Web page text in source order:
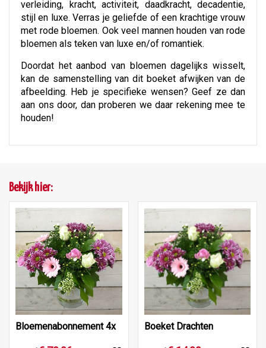
verleiding, kracht, activiteit, daadkracht, decadentie,
stijl en luxe. Verras je geliefde of een krachtige vrouw
met rode bloemen. Ook veel mannen houden van rode
bloemen als teken van luxe en/of romantiek.
Doordat het aanbod van bloemen dagelijks wisselt,
kan de samenstelling van dit boeket afwijken van de
afbeelding. Heb je specifieke wensen? Geef ze dan
aan ons door, dan proberen we daar rekening mee te
houden!
Bekijk hier:
Bloemenabonnement 4x Boeket Drachten